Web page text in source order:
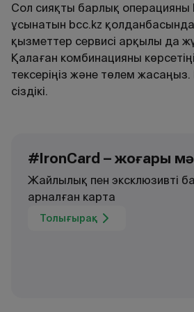
Сол сияқты барлық операцияны
ұсынатын bcc.kz
қызметтер сервисі арқылы да
Қалаған комбинацияны
тексеріңіз және төлем
сіздікі.
#IronCard – жоғары
Жайлылық пен эксклюзивті
арналған карта
Толығырақ